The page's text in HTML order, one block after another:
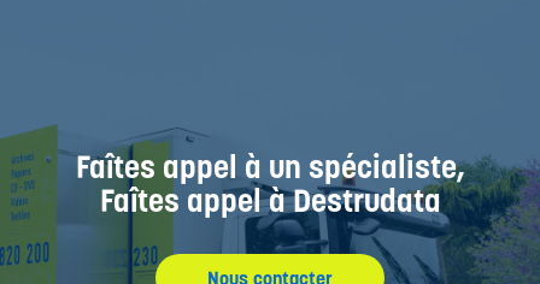
Faîtes appel à un spécialiste,
Faîtes appel à Destrudata
Nous contacter